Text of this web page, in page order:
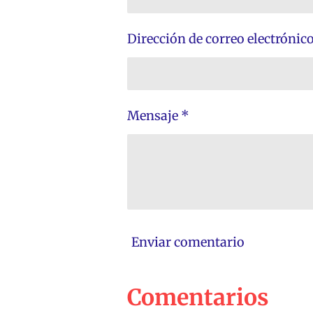
Dirección de correo
Mensaje *
Enviar comentario
Comentarios